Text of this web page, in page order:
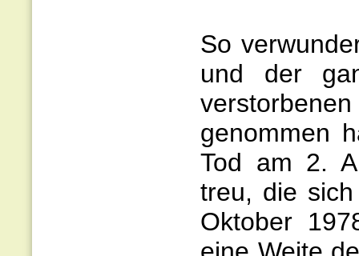
So
und der
genommen
Tod am 2.
treu, die
Oktober